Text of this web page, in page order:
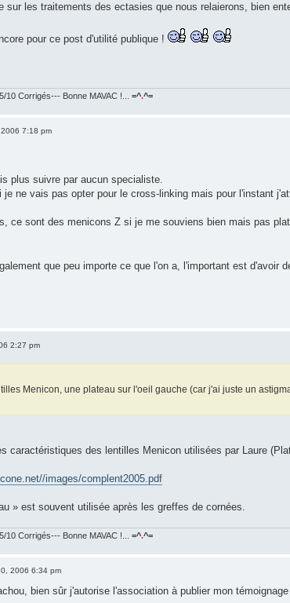
sur les traitements des ectasies que nous relaierons, bien
pour ce post d'utilité publique !
10 Corrigés--- Bonne MAVAC !...=^.^=
7:18 pm
plus suivre par aucun specialiste.
je ne vais pas opter pour le cross-linking mais pour l'instant
ce sont des menicons Z si je me souviens bien mais pas
que peu importe ce que l'on a, l'important est
2:27 pm
Menicon, une plateau sur l'oeil gauche (car j'ai juste un
caractéristiques des lentilles Menicon utilisées par Laure
images/complent2005.pdf
» est souvent utilisée après les greffes de cornées.
10 Corrigés--- Bonne MAVAC !...=^.^=
2006 6:34 pm
bien sûr j'autorise l'association à publier mon